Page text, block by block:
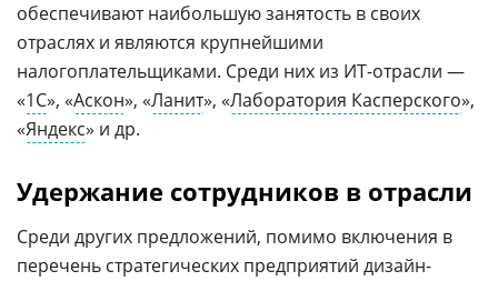
обеспечивают наибольшую занятость в своих
отраслях и являются крупнейшими
налогоплательщиками. Среди них из ИТ-отрасли —
«1С», «Аскон», «Ланит», «Лаборатория Касперского»,
«Яндекс» и др.
Удержание сотрудников в отрасли
Среди других предложений, помимо включения в
перечень стратегических предприятий дизайн-